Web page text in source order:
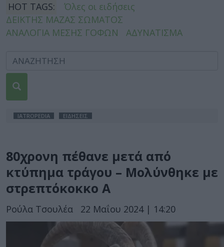
HOT TAGS:
Όλες οι ειδήσεις
ΔΕΙΚΤΗΣ ΜΑΖΑΣ ΣΩΜΑΤΟΣ
ΑΝΑΛΟΓΙΑ ΜΕΣΗΣ ΓΟΦΩΝ
ΑΔΥΝΑΤΙΣΜΑ
IATROPEDIA ΕΙΔΗΣΕΙΣ
80χρονη πέθανε μετά από
κτύπημα τράγου – Μολύνθηκε με
στρεπτόκοκκο Α
Ρούλα Τσουλέα 22 Μαΐου 2024 | 14:20